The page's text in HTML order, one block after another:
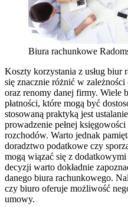
Biura rachunkowe
Koszty korzystania z usług
się znacznie różnić w
oraz renomy danej firmy. Wiele
płatności, które mogą być
stosowaną praktyką jest
prowadzenie pełnej
rozchodów. Warto jednak
doradztwo podatkowe czy
mogą wiązać się z
decyzji warto dokładnie
danego biura rachunkowego.
czy biuro oferuje możliwość
umowy.